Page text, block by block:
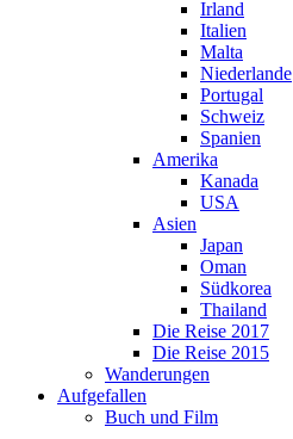
Irland
Italien
Malta
Niederlande
Portugal
Schweiz
Spanien
Amerika
Kanada
USA
Asien
Japan
Oman
Südkorea
Thailand
Die Reise 2017
Die Reise 2015
Wanderungen
Aufgefallen
Buch und Film